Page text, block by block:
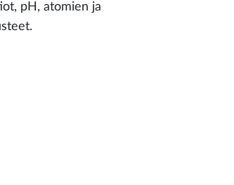
pH, atomien ja